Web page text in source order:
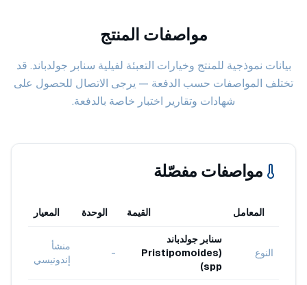
مواصفات المنتج
بيانات نموذجية للمنتج وخيارات التعبئة لفيلية سنابر جولدباند. قد
تختلف المواصفات حسب الدفعة — يرجى الاتصال للحصول على
شهادات وتقارير اختبار خاصة بالدفعة.
مواصفات مفصّلة
المعامل القيمة الوحدة المعيار
النوع
سنابر جولدباند
(Pristipomoides
spp)
-
منشأ
إندونيسي